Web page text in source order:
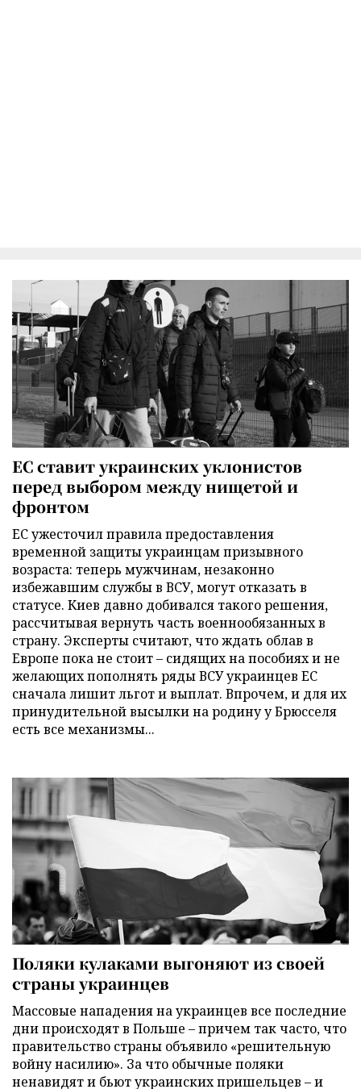
ЕС ставит украинских уклонистов
перед выбором между нищетой и
фронтом
ЕС ужесточил правила предоставления
временной защиты украинцам призывного
возраста: теперь мужчинам, незаконно
избежавшим службы в ВСУ, могут отказать в
статусе. Киев давно добивался такого решения,
рассчитывая вернуть часть военнообязанных в
страну. Эксперты считают, что ждать облав в
Европе пока не стоит – сидящих на пособиях и не
желающих пополнять ряды ВСУ украинцев ЕС
сначала лишит льгот и выплат. Впрочем, и для их
принудительной высылки на родину у Брюсселя
есть все механизмы...
Поляки кулаками выгоняют из своей
страны украинцев
Массовые нападения на украинцев все последние
дни происходят в Польше – причем так часто, что
правительство страны объявило «решительную
войну насилию». За что обычные поляки
ненавидят и бьют украинских пришельцев – и